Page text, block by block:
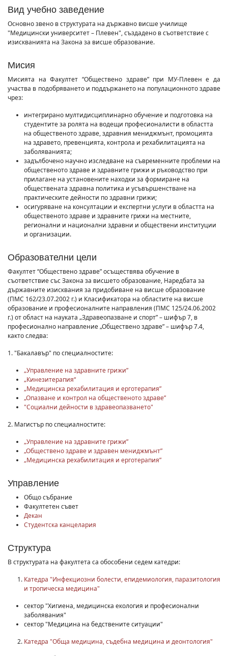
Вид учебно заведение
Основно звено в структурата на държавно висше училище
"Медицински университет – Плевен", създадено в съответствие с
изискванията на Закона за висше образование.
Мисия
Мисията на Факултет “Обществено здраве” при МУ-Плевен е да
участва в подобряването и поддържането на популационното здраве
чрез:
интегрирано мултидисциплинарно обучение и подготовка на
студентите за ролята на водещи професионалисти в областта
на общественото здраве, здравния мениджмънт, промоцията
на здравето, превенцията, контрола и рехабилитацията на
заболяванията;
задълбочено научно изследване на съвременните проблеми на
общественото здраве и здравните грижи и ръководство при
прилагане на установените находки за формиране на
обществената здравна политика и усъвършенстване на
практическите дейности по здравни грижи;
осигуряване на консултации и експертни услуги в областта на
общественото здраве и здравните грижи на местните,
регионални и национални здравни и обществени институции
и организации.
Образователни цели
Факултет “Обществено здраве” осъществява обучение в
съответствие със Закона за висшето образование, Наредбата за
държавните изисквания за придобиване на висше образование
(ПМС 162/23.07.2002 г.) и Класификатора на областите на висше
образование и професионалните направления (ПМС 125/24.06.2002
г.) от област на науката „Здравеопазване и спорт” – шифър 7, в
професионално направление „Обществено здраве” – шифър 7.4,
както следва:
1. "Бакалавър" по специалностите:
„Управление на здравните грижи”
„Кинезитерапия“
„Медицинска рехабилитация и ерготерапия”
„Опазване и контрол на общественото здраве”
"Социални дейности в здравеопазването"
2. Магистър по специалностите:
„Управление на здравните грижи”
„Обществено здраве и здравен мениджмънт”
„Медицинска рехабилитация и ерготерапия”
Управление
Общо събрание
Факултетен съвет
Декан
Студентска канцелария
Структура
В структурата на факултета са обособени седем катедри:
Катедра "Инфекциозни болести, епидемиология, паразитология
и тропическа медицина"
сектор "Хигиена, медицинска екология и професионални
заболявания"
сектор "Медицина на бедствените ситуации"
Катедра "Обща медицина, съдебна медицина и деонтология"